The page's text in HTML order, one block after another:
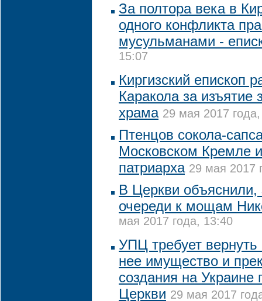
За полтора века в
одного конфликта
мусульманами -
15:07
Киргизский епископ
Каракола за изъятие
храма 29 мая 2017
Птенцов сокола-
Московском Кремле
патриарха 29 мая 2017
В Церкви объяснили,
очереди к мощам
мая 2017 года, 13:40
УПЦ требует вернуть
нее имущество и
создания на Украине
Церкви 29 мая 2017